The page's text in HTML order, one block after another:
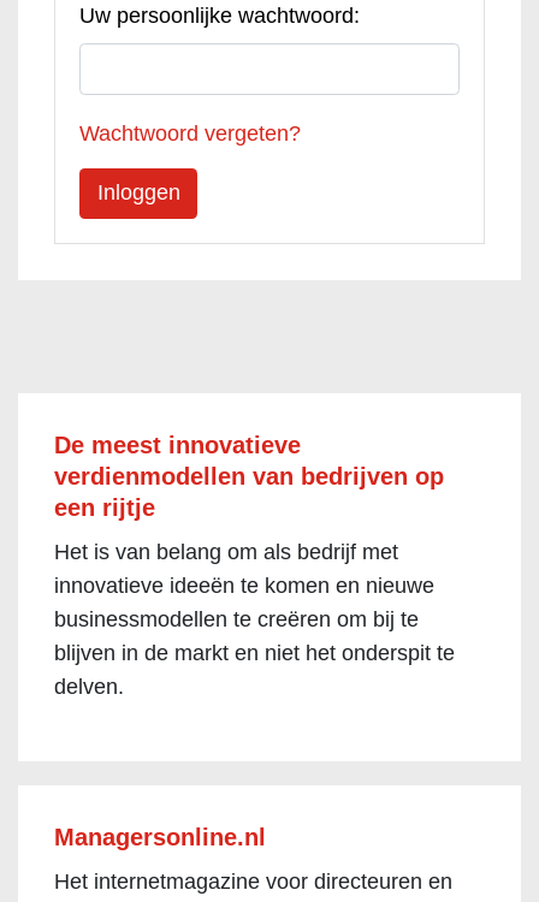
Uw persoonlijke wachtwoord:
Wachtwoord vergeten?
De meest innovatieve
verdienmodellen van bedrijven op
een rijtje
Het is van belang om als bedrijf met
innovatieve ideeën te komen en nieuwe
businessmodellen te creëren om bij te
blijven in de markt en niet het onderspit te
delven.
Managersonline.nl
Het internetmagazine voor directeuren en